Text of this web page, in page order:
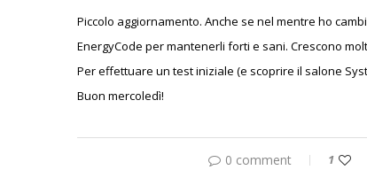
Piccolo aggiornamento. Anche se nel mentre ho
EnergyCode per mantenerli forti e sani. Crescono
Per effettuare un test iniziale (e scoprire il salone
Buon mercoledì!
0 comment 1